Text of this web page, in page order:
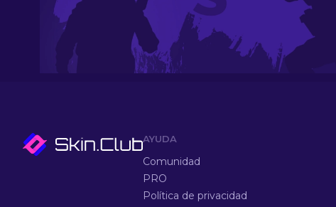
AYUDA
Comunidad
PRO
Política de privacidad